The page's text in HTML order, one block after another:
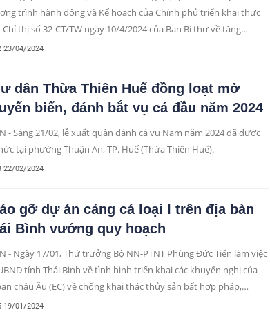
trình hành động và Kế hoạch của Chính phủ triển khai thực
Chỉ thị số 32-CT/TW ngày 10/4/2024 của Ban Bí thư về tăng
23/04/2024
dân Thừa Thiên Huế đồng loạt mở
biển, đánh bắt vụ cá đầu năm 2024
- Sáng 21/02, lễ xuất quân đánh cá vụ Nam năm 2024 đã được
tại phường Thuận An, TP. Huế (Thừa Thiên Huế).
22/02/2024
gỡ dự án cảng cá loại I trên địa bàn
Bình vướng quy hoạch
- Ngày 17/01, Thứ trưởng Bộ NN-PTNT Phùng Đức Tiến làm việc
tỉnh Thái Bình về tình hình triển khai các khuyến nghị của
châu Âu (EC) về chống khai thác thủy sản bất hợp pháp,
khai báo và không đúng quy định (IUU); tiến độ thực hiện dự
19/01/2024